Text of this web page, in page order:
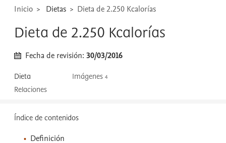
Inicio Dietas Dieta de 2.250 Kcalorías
Dieta de 2.250 Kcalorías
Fecha de revisión:30/03/2016
Dieta Imágenes4
Relaciones
Índice de contenidos
Definición